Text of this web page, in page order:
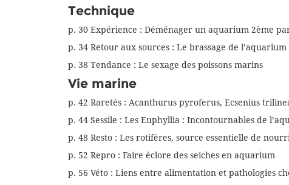
Technique
p. 30 Expérience : Déménager un aquarium 2ème
p. 34 Retour aux sources : Le brassage de
p. 38 Tendance : Le sexage des poissons marins
Vie marine
p. 42 Raretés : Acanthurus pyroferus, Ecsenius
p. 44 Sessile : Les Euphyllia : Incontournables de
p. 48 Resto : Les rotifères, source essentielle de
p. 52 Repro : Faire éclore des seiches en aquarium
p. 56 Véto : Liens entre alimentation et pathologies